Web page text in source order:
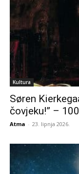
Kultura
Søren
čovjeku!” –
Atma - 23. lipnja 2026.